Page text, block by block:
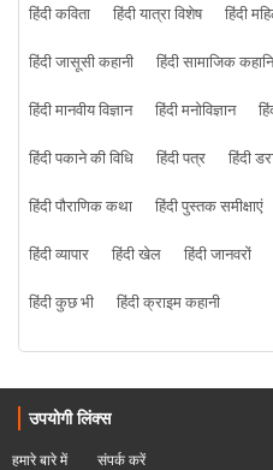
हिंदी कविता
हिंदी यात्रा विशेष हिंदी
हिंदी जासूसी कहानी
हिंदी सामाजिक
हिंदी मानवीय विज्ञान
हिंदी मनोविज्ञान
हिंदी पकाने की विधि
हिंदी पत्र हिंदी
हिंदी पौराणिक कथा
हिंदी पुस्तक समीक्षाएं
हिंदी व्यापार
हिंदी खेल हिंदी जानवरों
हिंदी कुछ भी
हिंदी क्राइम कहानी
उपयोगी लिंक्स
हमारे बारे में संपर्क करें